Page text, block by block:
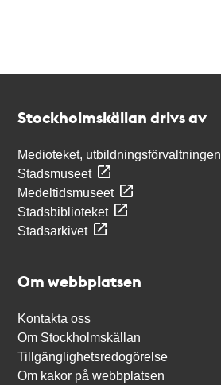
Stockholmskällan drivs av
Medioteket, utbildningsförvaltningen
Stadsmuseet
Medeltidsmuseet
Stadsbiblioteket
Stadsarkivet
Om webbplatsen
Kontakta oss
Om Stockholmskällan
Tillgänglighetsredogörelse
Om kakor på webbplatsen